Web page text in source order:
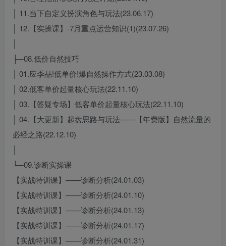
│ 11.当下自定义扮演角色与玩法(23.06.17)
│ 12.【实操课】-7月重点运营知识(1)(23.07.26)
├─08.低价自然技巧
│ 01.应季品!低单价!爆自然操作方式(23.03.08)
│ 02.低客单价起量核心玩法(22.11.10)
│ 03.【答疑专场】低客单价起量核心玩法(22.11.10)
│ 04.【大更新】起盘思路与玩法——【年费版】自然流量的
必经之路(22.12.10)
└─09.诊断实操课
【实战特训课】——诊断分析(24.01.03)
【实战特训课】——诊断分析(24.01.10)
【实战特训课】——诊断分析(24.01.13)
【实战特训课】——诊断分析(24.01.17)
【实战特训课】——诊断分析(24.01.31)